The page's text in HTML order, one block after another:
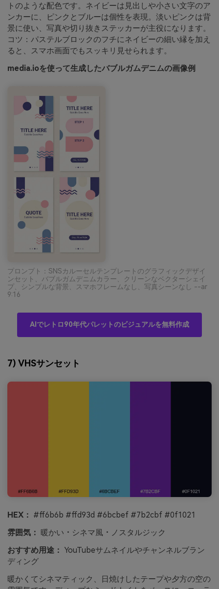
トのような配色です。ネイビーは見出しや小さい文字のア
ンカーに、ピンクとブルーは個性を表現。淡いピンクは背
景に使い、写真や切り抜きステッカーが主役になります。
コツ：パステルブロックのフチにネイビーの細い縁を加え
ると、スマホ画面でもスッキリ見せられます。
media.ioを使って生成したバブルガムデニムの画像例
プロンプト：SNSカルーセルテンプレートのグラフィックデザイ
ンセット、バブルガムデニムカラー、クリーンなベクターシェイ
プ、シンプルな背景、スマホフレームなし、写真シーンなし --ar
9:16
AIでレトロ90年代パレットのビジュアルを無料作成
7) VHSサンセット
HEX： #ff6b6b #ffd93d #6bcbef #7b2cbf #0f1021
雰囲気： 暖かい・シネマ風・ノスタルジック
おすすめ用途： YouTubeサムネイルやチャンネルブラン
ディング
暖かくてシネマティック、日焼けしたテープや夕方の空の